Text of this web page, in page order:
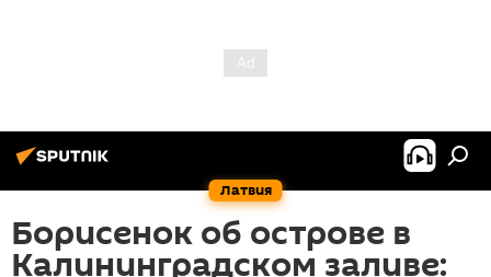
Латвия
Борисенок об острове в
Калининградском заливе: